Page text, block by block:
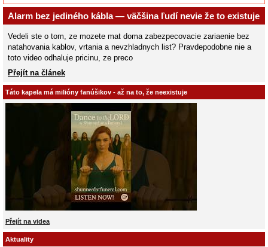
Alarm bez jediného kábla — väčšina ľudí nevie že to existuje
Vedeli ste o tom, ze mozete mat doma zabezpecovacie zariaenie bez
natahovania kablov, vrtania a nevzhladnych list? Pravdepodobne nie a
toto video odhaluje pricinu, ze preco
Přejít na článek
Táto kapela má milióny fanúšikov - až na to, že neexistuje
Přejít na videa
Aktuality